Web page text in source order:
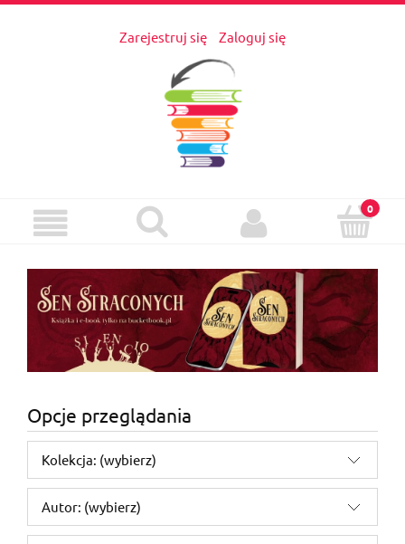
Zarejestruj się Zaloguj się
Opcje przeglądania
Kolekcja: (wybierz)
Autor: (wybierz)